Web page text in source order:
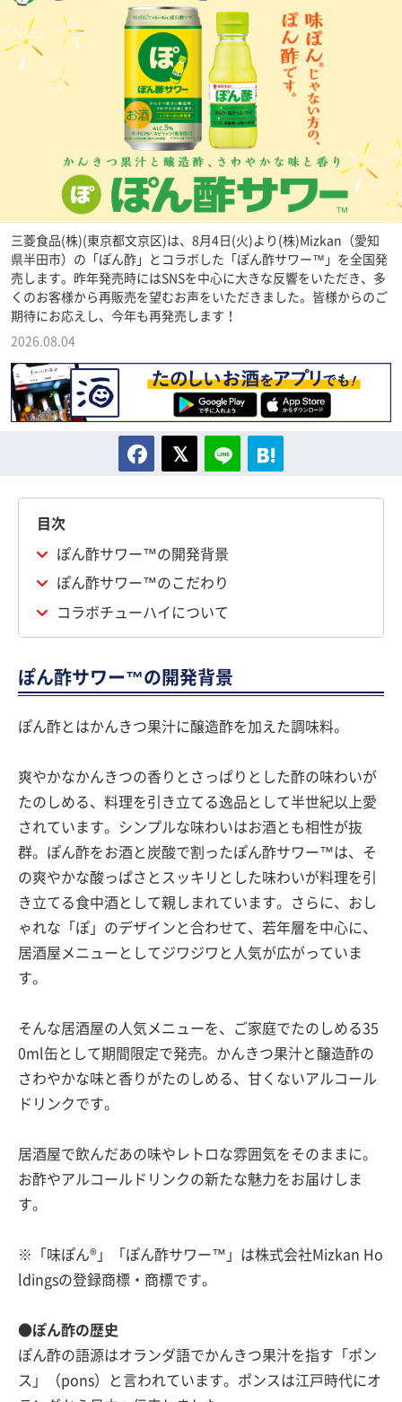
三菱食品(株)(東京都文京区)は、8月4日(火)より(株)Mizkan（愛知
県半田市）の「ぽん酢」とコラボした「ぽん酢サワー™」を全国発
売します。昨年発売時にはSNSを中心に大きな反響をいただき、多
くのお客様から再販売を望むお声をいただきました。皆様からのご
期待にお応えし、今年も再発売します！
2026.08.04
目次
ぽん酢サワー™の開発背景
ぽん酢サワー™のこだわり
コラボチューハイについて
ぽん酢サワー™の開発背景
ぽん酢とはかんきつ果汁に醸造酢を加えた調味料。
爽やかなかんきつの香りとさっぱりとした酢の味わいが
たのしめる、料理を引き立てる逸品として半世紀以上愛
されています。シンプルな味わいはお酒とも相性が抜
群。ぽん酢をお酒と炭酸で割ったぽん酢サワー™は、そ
の爽やかな酸っぱさとスッキリとした味わいが料理を引
き立てる食中酒として親しまれています。さらに、おし
ゃれな「ぽ」のデザインと合わせて、若年層を中心に、
居酒屋メニューとしてジワジワと人気が広がっていま
す。
そんな居酒屋の人気メニューを、ご家庭でたのしめる35
0ml缶として期間限定で発売。かんきつ果汁と醸造酢の
さわやかな味と香りがたのしめる、甘くないアルコール
ドリンクです。
居酒屋で飲んだあの味やレトロな雰囲気をそのままに。
お酢やアルコールドリンクの新たな魅力をお届けしま
す。
※「味ぽん®」「ぽん酢サワー™」は株式会社Mizkan Ho
ldingsの登録商標・商標です。
●ぽん酢の歴史
ぽん酢の語源はオランダ語でかんきつ果汁を指す「ポン
ス」（pons）と言われています。ポンスは江戸時代にオ